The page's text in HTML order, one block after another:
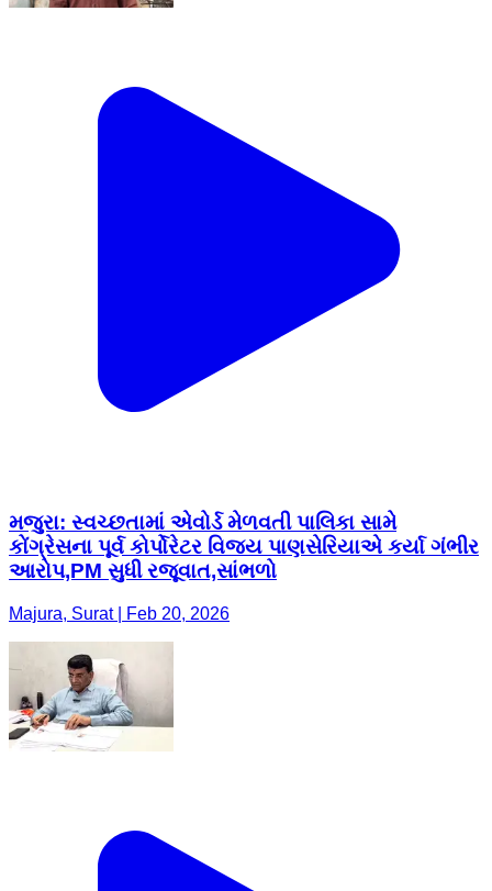
મજુરા: સ્વચ્છતામાં એવોર્ડ મેળવતી પાલિકા સામે
કોંગ્રેસના પૂર્વ કોર્પોરેટર વિજય પાણસેરિયાએ કર્યા ગંભીર
આરોપ,PM સુધી રજૂવાત,સાંભળો
Majura, Surat | Feb 20, 2026